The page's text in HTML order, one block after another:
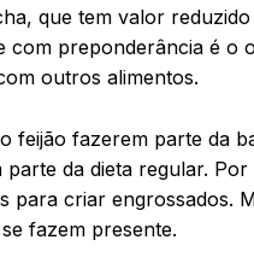
que tem valor
com preponderância é o
outros alimentos.
feijão fazerem parte da
parte da dieta regular.
para criar engrossados.
fazem presente.